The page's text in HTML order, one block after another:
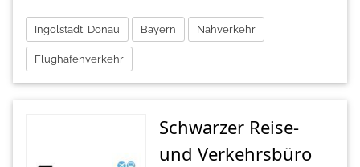
Ingolstadt, Donau Bayern Nahverkehr
Flughafenverkehr
Schwarzer Reise-
und Verkehrsbüro